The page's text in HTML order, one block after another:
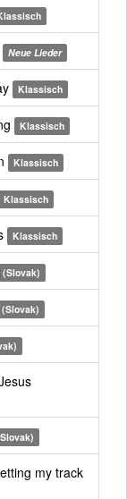
Neue Lieder
Klassisch
Klassisch
Klassisch
Klassisch
Klassisch
my track